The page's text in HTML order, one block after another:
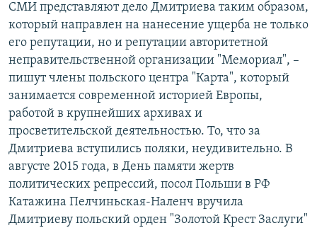
СМИ представляют дело Дмитриева таким образом,
который направлен на нанесение ущерба не только
его репутации, но и репутации авторитетной
неправительственной организации "Мемориал", –
пишут члены польского центра "Карта", который
занимается современной историей Европы,
работой в крупнейших архивах и
просветительской деятельностью. То, что за
Дмитриева вступились поляки, неудивительно. В
августе 2015 года, в День памяти жертв
политических репрессий, посол Польши в РФ
Катажина Пелчиньская-Наленч вручила
Дмитриеву польский орден "Золотой Крест Заслуги"